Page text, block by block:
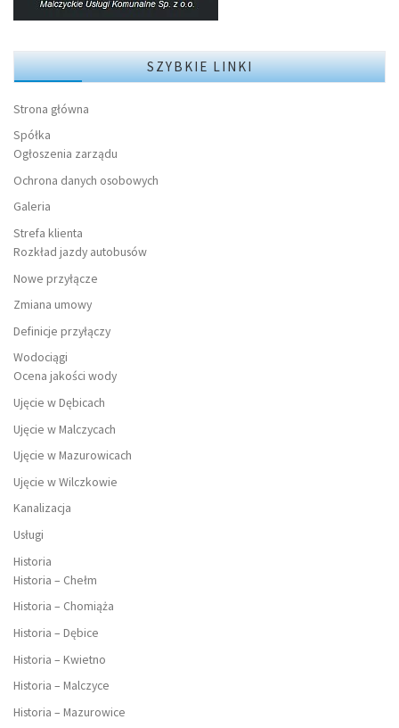
SZYBKIE LINKI
Strona główna
Spółka
Ogłoszenia zarządu
Ochrona danych osobowych
Galeria
Strefa klienta
Rozkład jazdy autobusów
Nowe przyłącze
Zmiana umowy
Definicje przyłączy
Wodociągi
Ocena jakości wody
Ujęcie w Dębicach
Ujęcie w Malczycach
Ujęcie w Mazurowicach
Ujęcie w Wilczkowie
Kanalizacja
Usługi
Historia
Historia – Chełm
Historia – Chomiąża
Historia – Dębice
Historia – Kwietno
Historia – Malczyce
Historia – Mazurowice